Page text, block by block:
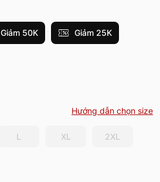
Giảm 50K Giảm 25K
Hướng dẫn chọn size
L XL 2XL